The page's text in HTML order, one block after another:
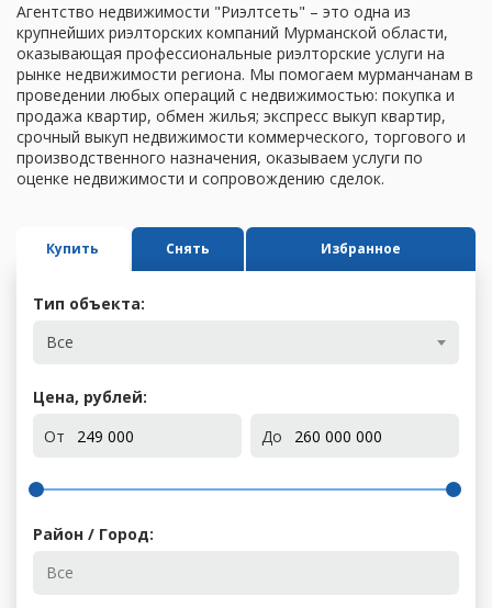
Агентство недвижимости "Риэлтсеть" – это одна из
крупнейших риэлторских компаний Мурманской области,
оказывающая профессиональные риэлторские услуги на
рынке недвижимости региона. Мы помогаем мурманчанам в
проведении любых операций с недвижимостью: покупка и
продажа квартир, обмен жилья; экспресс выкуп квартир,
срочный выкуп недвижимости коммерческого, торгового и
производственного назначения, оказываем услуги по
оценке недвижимости и сопровождению сделок.
Купить Снять Избранное
Тип объекта:
Все
Цена, рублей:
От
До
Район / Город: